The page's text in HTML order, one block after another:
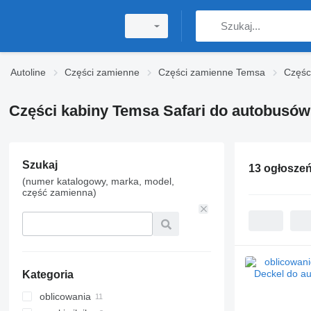
Autoline Części zamienne Części zamienne Temsa
Części kabiny Temsa Safari do autobusów
Szukaj
(numer katalogowy, marka, model,
część zamienna)
Kategoria
oblicowania
13